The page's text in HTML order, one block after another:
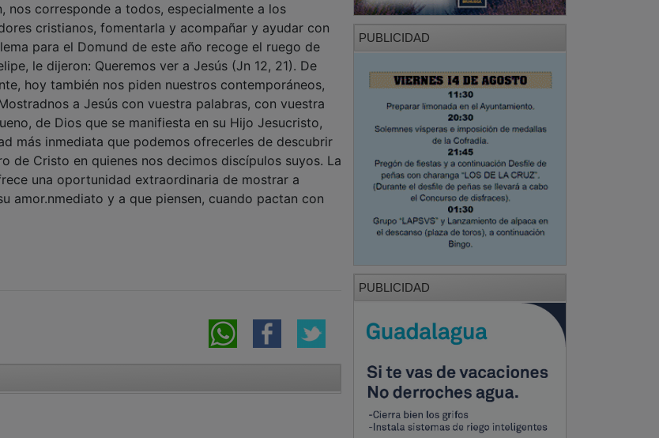
le dijeron: Queremos ver a Jesús (Jn 12, 21). De
hoy también nos piden nuestros contemporáneos,
a Jesús con vuestra palabras, con vuestra
de Dios que se manifiesta en su Hijo Jesucristo,
más inmediata que podemos ofrecerles de descubrir
de Cristo en quienes nos decimos discípulos suyos. La
una oportunidad extraordinaria de mostrar a
amor.nmediato y a que piensen, cuando pactan con
PUBLICIDAD